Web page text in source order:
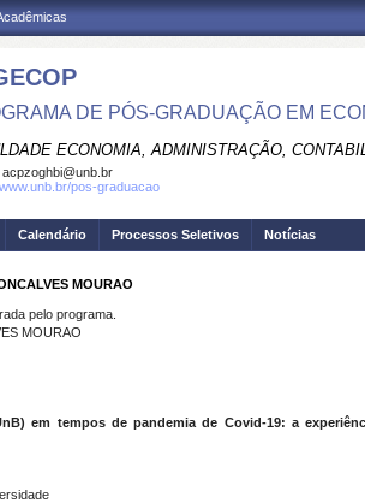
DE PÓS-GRADUAÇÃO EM
ECONOMIA, ADMINISTRAÇÃO,
acpzoghbi@unb.br
pos-graduacao
Calendário Processos Seletivos Notícias
MOURAO
pelo programa.
MOURAO
em tempos de pandemia de Covid-19: a